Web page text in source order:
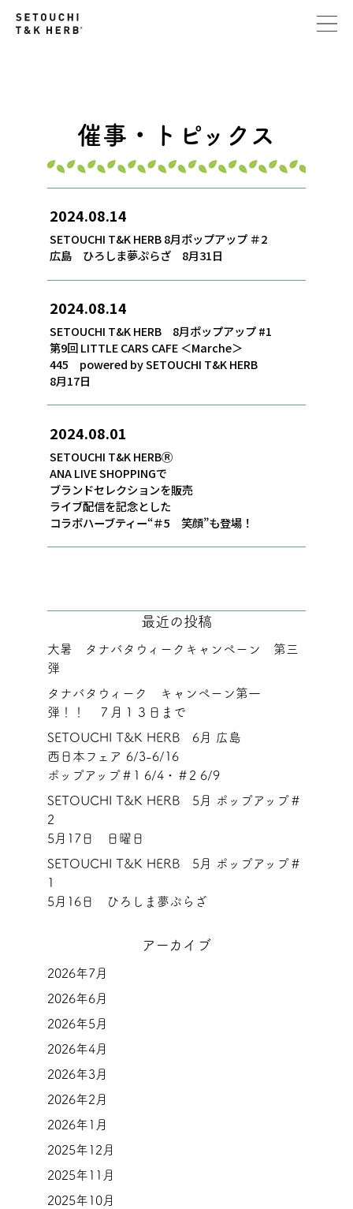
催事・トピックス
2024.08.14
SETOUCHI T&K HERB 8月ポップアップ ＃2
広島 ひろしま夢ぷらざ 8月31日
2024.08.14
SETOUCHI T&K HERB 8月ポップアップ #1
第9回 LITTLE CARS CAFE ＜Marche＞
445 powered by SETOUCHI T&K HERB
8月17日
2024.08.01
SETOUCHI T&K HERBⓇ
ANA LIVE SHOPPINGで
ブランドセレクションを販売
ライブ配信を記念とした
コラボハーブティー“＃5 笑顔”も登場！
最近の投稿
大暑 タナバタウィークキャンペーン 第三
弾
タナバタウィーク キャンペーン第一
弾！！ ７月１３日まで
SETOUCHI T&K HERB 6月 広島
西日本フェア 6/3-6/16
ポップアップ＃1 6/4・＃2 6/9
SETOUCHI T&K HERB 5月 ポップアップ＃
2
5月17日 日曜日
SETOUCHI T&K HERB 5月 ポップアップ＃
1
5月16日 ひろしま夢ぷらざ
アーカイブ
2026年7月
2026年6月
2026年5月
2026年4月
2026年3月
2026年2月
2026年1月
2025年12月
2025年11月
2025年10月